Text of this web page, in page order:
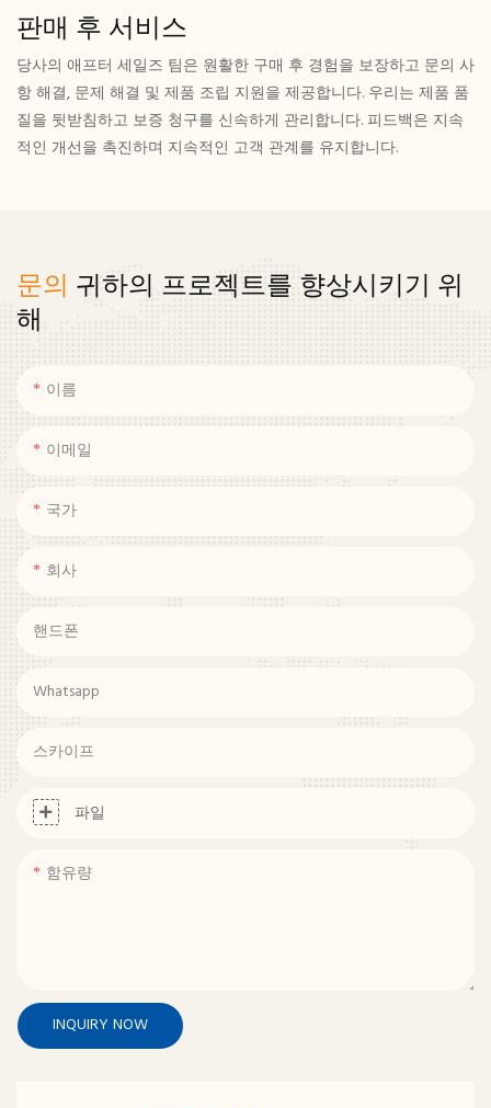
판매 후 서비스
당사의 애프터 세일즈 팀은 원활한 구매 후 경험을 보장하고 문의 사
항 해결, 문제 해결 및 제품 조립 지원을 제공합니다. 우리는 제품 품
질을 뒷받침하고 보증 청구를 신속하게 관리합니다. 피드백은 지속
적인 개선을 촉진하며 지속적인 고객 관계를 유지합니다.
문의 귀하의 프로젝트를 향상시키기 위
해
이름
이메일
국가
회사
핸드폰
Whatsapp
스카이프
파일
함유량
INQUIRY NOW